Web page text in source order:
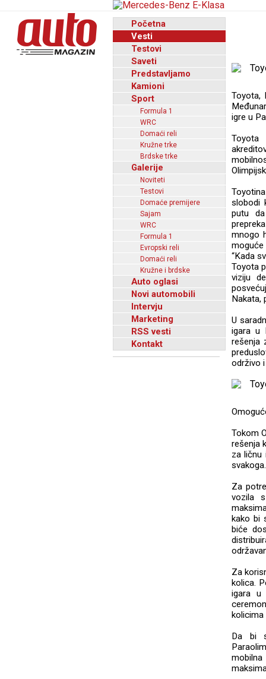
Početna
Vesti
Testovi
Saveti
Predstavljamo
Kamioni
Sport
Formula 1
WRC
Domaći reli
Kružne trke
Brdske trke
Galerije
Noviteti
Testovi
Domaće premijere
Sajam
WRC
Formula 1
Evropski reli
Domaći reli
Kružne i brdske
Auto oglasi
Novi automobili
Intervju
Marketing
RSS vesti
Kontakt
Toyota,
igre u
Toyota
slobodi
putu
mnogo
moguće
“Kada
Toyota
viziju
Nakata,
U
igara u
rešenja
održivo
Tokom
rešenja
za ličnu
svakoga.
Za
vozila
kako bi
biće
Za
kolica.
igara u
kolicima
Da bi